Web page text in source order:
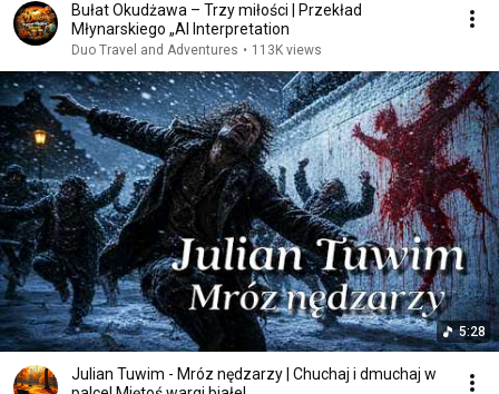
Bułat Okudżawa – Trzy miłości | Przekład
Młynarskiego „AI Interpretation
Duo Travel and Adventures • 113K views
5:28
Julian Tuwim - Mróz nędzarzy | Chuchaj i dmuchaj w